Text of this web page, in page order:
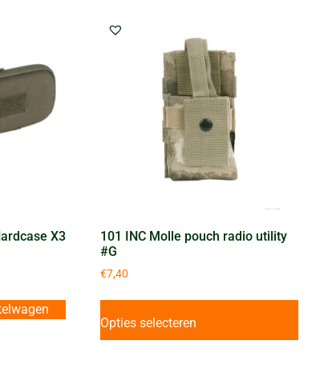
X3
101 INC Molle pouch radio utility
#G
€7,40
Opties selecteren